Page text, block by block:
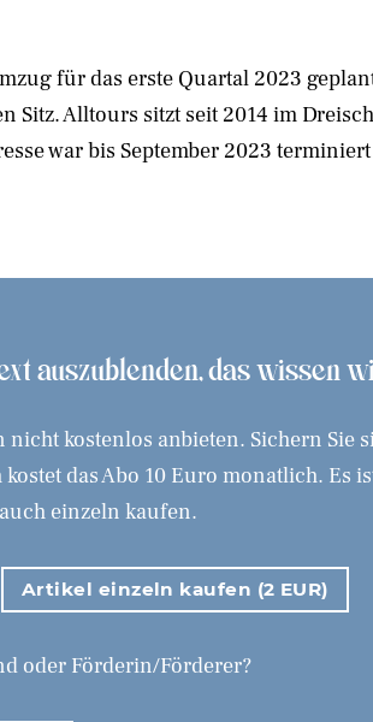
für das erste Quartal 2023
Alltours sitzt seit 2014 im
war bis September 2023
auszublenden, das wissen
kostenlos anbieten. Sichern Sie
das Abo 10 Euro monatlich. Es
einzeln kaufen.
Artikel einzeln kaufen (2 EUR)
oder Förderin/Förderer?